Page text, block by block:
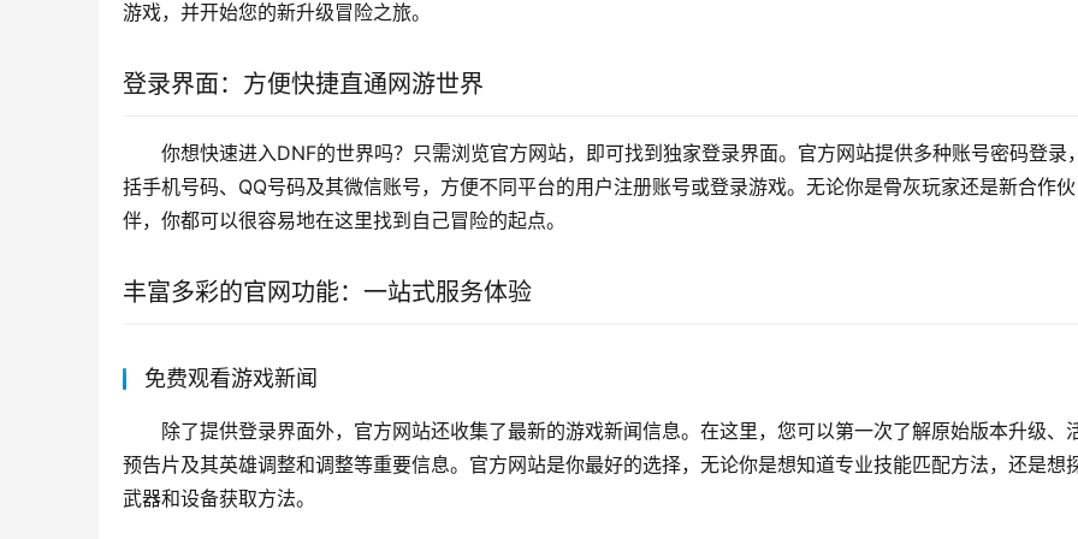
游戏，并开始您的新升级冒险之旅。
登录界面：方便快捷直通网游世界
你想快速进入DNF的世界吗？只需浏览官方网站，即可找到独家登录界面。官方网站提供多种账号密码登录
括手机号码、QQ号码及其微信账号，方便不同平台的用户注册账号或登录游戏。无论你是骨灰玩家还是新合作伙
伴，你都可以很容易地在这里找到自己冒险的起点。
丰富多彩的官网功能：一站式服务体验
免费观看游戏新闻
除了提供登录界面外，官方网站还收集了最新的游戏新闻信息。在这里，您可以第一次了解原始版本升级、
预告片及其英雄调整和调整等重要信息。官方网站是你最好的选择，无论你是想知道专业技能匹配方法，还是想
武器和设备获取方法。